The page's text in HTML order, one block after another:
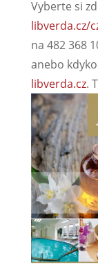
Vyberte si
libverda.cz/
na 482 368
anebo
libverda.cz.